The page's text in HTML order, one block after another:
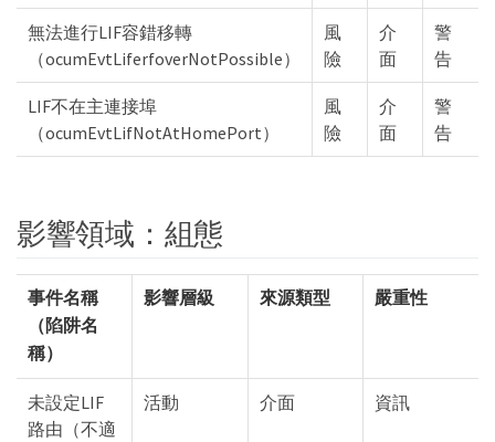
無法進行LIF容錯移轉
（ocumEvtLiferfoverNotPossible）
風
險
介
面
警
告
LIF不在主連接埠
（ocumEvtLifNotAtHomePort）
風
險
介
面
警
告
影響領域：組態
事件名稱
（陷阱名
稱）
影響層級 來源類型 嚴重性
未設定LIF
路由（不適
活動 介面 資訊